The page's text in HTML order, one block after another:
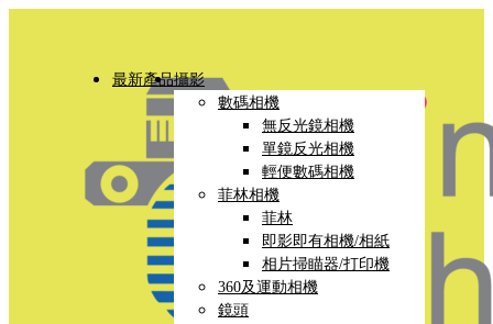
最新產品攝影
數碼相機
無反光鏡相機
單鏡反光相機
輕便數碼相機
菲林相機
菲林
即影即有相機/相紙
相片掃瞄器/打印機
360及運動相機
鏡頭